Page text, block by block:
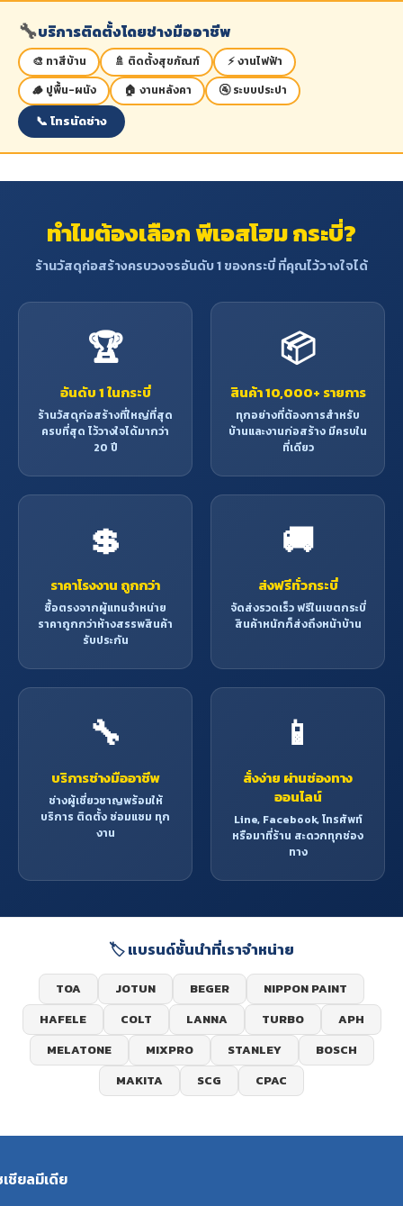
🔧บริการติดตั้งโดยช่างมืออาชีพ
🎨 ทาสีบ้าน 🚿 ติดตั้งสุขภัณฑ์
⚡ งานไฟฟ้า
🪵 ปูพื้น-ผนัง
🏠 งานหลังคา 🚰 ระบบประปา
📞 โทรนัดช่าง
ทำไมต้องเลือก พีเอสโฮม กระบี่?
ร้านวัสดุก่อสร้างครบวงจรอันดับ 1 ของกระบี่ ที่คุณไว้วางใจได้
🏆
อันดับ 1 ในกระบี่
ร้านวัสดุก่อสร้างที่ใหญ่ที่สุด
ครบที่สุด ไว้วางใจได้มากว่า
20 ปี
📦
สินค้า 10,000+ รายการ
ทุกอย่างที่ต้องการสำหรับ
บ้านและงานก่อสร้าง มีครบใน
ที่เดียว
💲
ราคาโรงงาน ถูกกว่า
ซื้อตรงจากผู้แทนจำหน่าย
ราคาถูกกว่าห้างสรรพสินค้า
รับประกัน
🚚
ส่งฟรีทั่วกระบี่
จัดส่งรวดเร็ว ฟรีในเขตกระบี่
สินค้าหนักก็ส่งถึงหน้าบ้าน
🔧
บริการช่างมืออาชีพ
ช่างผู้เชี่ยวชาญพร้อมให้
บริการ ติดตั้ง ซ่อมแซม ทุก
งาน
📱
สั่งง่าย ผ่านช่องทาง
ออนไลน์
Line, Facebook, โทรศัพท์
หรือมาที่ร้าน สะดวกทุกช่อง
ทาง
🏷️ แบรนด์ชั้นนำที่เราจำหน่าย
TOA JOTUN BEGER
NIPPON PAINT
HAFELE
COLT LANNA TURBO
APH
MELATONE
MIXPRO STANLEY
BOSCH
MAKITA
SCG CPAC
เชียลมีเดีย